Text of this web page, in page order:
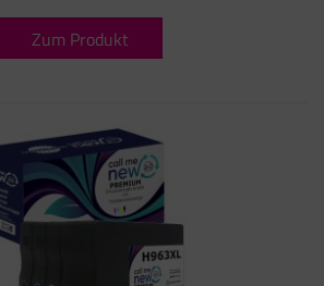
Zum Produkt